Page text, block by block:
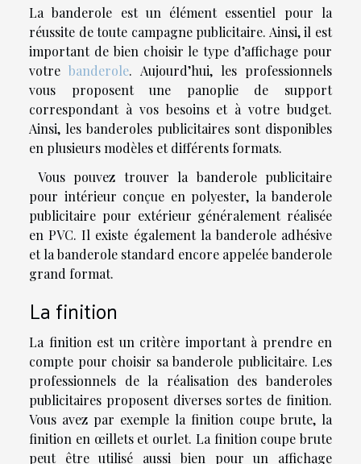
La banderole est un élément essentiel pour la
réussite de toute campagne publicitaire. Ainsi, il est
important de bien choisir le type d’affichage pour
votrebanderole. Aujourd’hui, les professionnels
vous proposent une panoplie de support
correspondant à vos besoins et à votre budget.
Ainsi, les banderoles publicitaires sont disponibles
en plusieurs modèles et différents formats.
Vous pouvez trouver la banderole publicitaire
pour intérieur conçue en polyester, la banderole
publicitaire pour extérieur généralement réalisée
en PVC. Il existe également la banderole adhésive
et la banderole standard encore appelée banderole
grand format.
La finition
La finition est un critère important à prendre en
compte pour choisir sa banderole publicitaire. Les
professionnels de la réalisation des banderoles
publicitaires proposent diverses sortes de finition.
Vous avez par exemple la finition coupe brute, la
finition en œillets et ourlet. La finition coupe brute
peut être utilisé aussi bien pour un affichage